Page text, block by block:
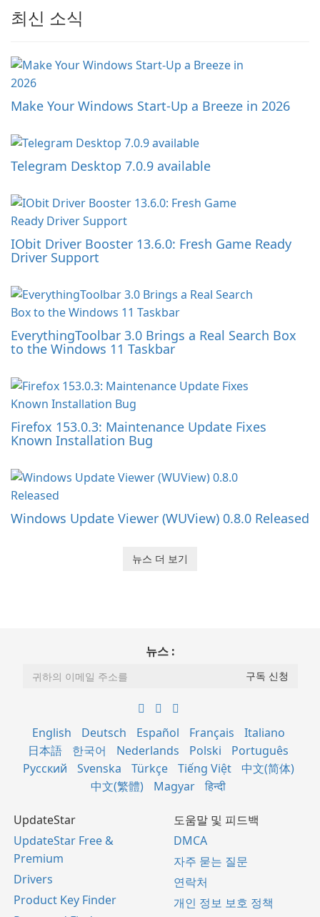
최신 소식
Make Your Windows Start-Up a Breeze in 2026
Telegram Desktop 7.0.9 available
IObit Driver Booster 13.6.0: Fresh Game Ready
Driver Support
EverythingToolbar 3.0 Brings a Real Search Box
to the Windows 11 Taskbar
Firefox 153.0.3: Maintenance Update Fixes
Known Installation Bug
Windows Update Viewer (WUView) 0.8.0 Released
뉴스 더 보기
뉴스 :
English Deutsch Español Français
Italiano
日本語
한국어 Nederlands Polski
Português
Русский
Svenska Türkçe Tiếng Việt
中文(简体)
中文(繁體)
Magyar हिन्दी
UpdateStar
UpdateStar Free &
Premium
Drivers
Product Key Finder
도움말 및 피드백
DMCA
자주 묻는 질문
연락처
개인 정보 보호 정책